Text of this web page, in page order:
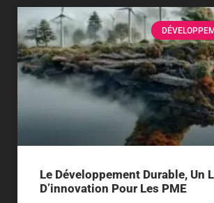
Le Développement Durable, Un
D’innovation Pour Les PME